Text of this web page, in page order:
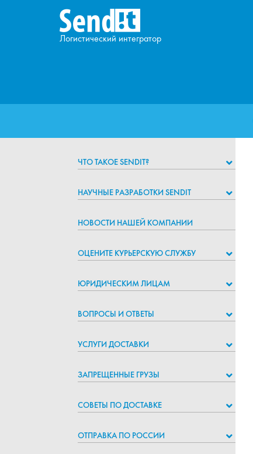
Логистический интегратор
ЧТО ТАКОЕ SENDIT?
НАУЧНЫЕ РАЗРАБОТКИ SENDIT
НОВОСТИ НАШЕЙ КОМПАНИИ
ОЦЕНИТЕ КУРЬЕРСКУЮ СЛУЖБУ
ЮРИДИЧЕСКИМ ЛИЦАМ
ВОПРОСЫ И ОТВЕТЫ
УСЛУГИ ДОСТАВКИ
ЗАПРЕЩЕННЫЕ ГРУЗЫ
СОВЕТЫ ПО ДОСТАВКЕ
ОТПРАВКА ПО РОССИИ